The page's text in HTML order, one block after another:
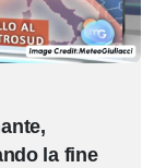
la fine